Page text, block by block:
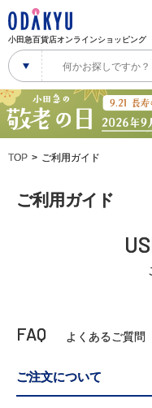
小田急百貨店オンラインショッピング
TOP ご利用ガイド
ご利用ガイド
FAQ よくあるご質問
ご注文について